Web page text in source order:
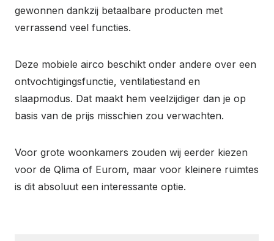
gewonnen dankzij betaalbare producten met
verrassend veel functies.
Deze mobiele airco beschikt onder andere over een
ontvochtigingsfunctie, ventilatiestand en
slaapmodus. Dat maakt hem veelzijdiger dan je op
basis van de prijs misschien zou verwachten.
Voor grote woonkamers zouden wij eerder kiezen
voor de Qlima of Eurom, maar voor kleinere ruimtes
is dit absoluut een interessante optie.